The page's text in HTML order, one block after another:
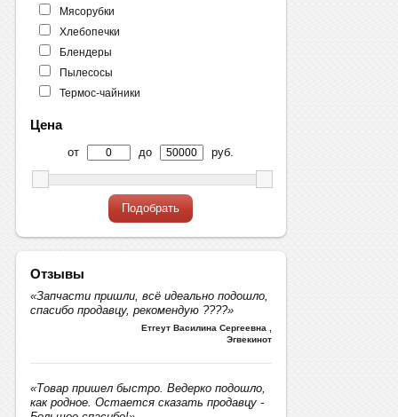
Мясорубки
Хлебопечки
Блендеры
Пылесосы
Термос-чайники
Цена
от до руб.
Подобрать
Отзывы
«Запчасти пришли, всё идеально подошло,
спасибо продавцу, рекомендую ????»
Етгеут Василина Сергеевна
Эгвекинот
«Товар пришел быстро. Ведерко подошло,
как родное. Остается сказать продавцу -